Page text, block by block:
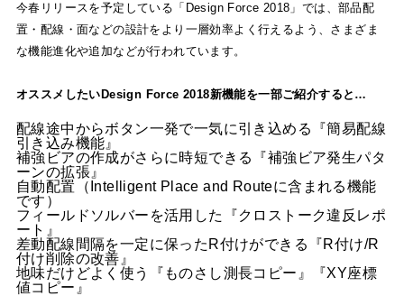
今春リリースを予定している「Design Force 2018」では、部品配
置・配線・面などの設計をより一層効率よく行えるよう、さまざま
な機能進化や追加などが行われています。
オススメしたいDesign Force 2018新機能を一部ご紹介すると…
配線途中からボタン一発で一気に引き込める『簡易配線
引き込み機能』
補強ビアの作成がさらに時短できる『補強ビア発生パタ
ーンの拡張』
自動配置（Intelligent Place and Routeに含まれる機能
です）
フィールドソルバーを活用した『クロストーク違反レポ
ート』
差動配線間隔を一定に保ったR付けができる『R付け/R
付け削除の改善』
地味だけどよく使う『ものさし測長コピー』『XY座標
値コピー』